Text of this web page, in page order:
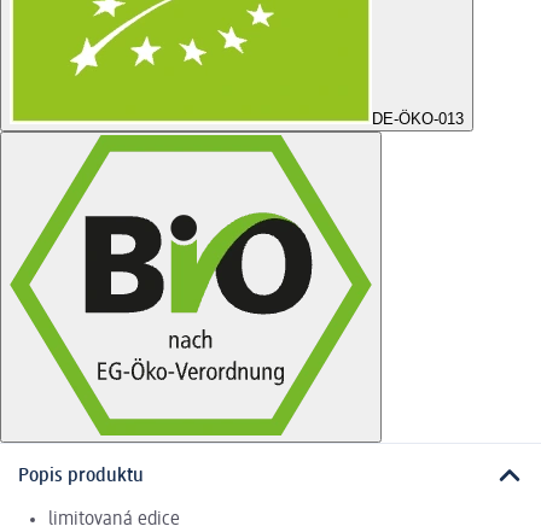
DE-ÖKO-013
Popis produktu
limitovaná edice